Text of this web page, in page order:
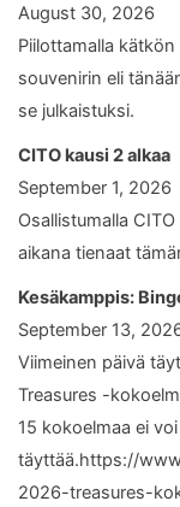
August 30, 2026
Piilottamalla
souvenirin eli
se julkaistuksi.
CITO kausi 2 alkaa
September 1, 2026
Osallistumalla
aikana tienaat
Kesäkamppis:
September 13,
Viimeinen päivä
Treasures -
15 kokoelmaa ei
täyttää.https://
2026-treasures-